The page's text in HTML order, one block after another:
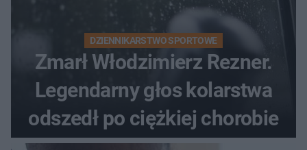
DZIENNIKARSTWO SPORTOWE
Zmarł Włodzimierz Rezner.
Legendarny głos kolarstwa
odszedł po ciężkiej chorobie